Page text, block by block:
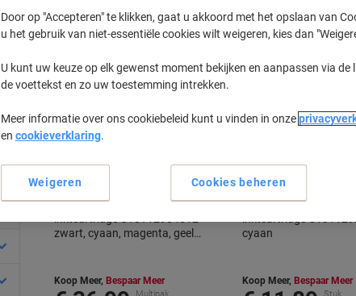
Eigen
merk
Geschenk
Multipack
Viking T1295 compatibele Epson
zwart, cyaan, magenta, geel
Koop Meer, Bespaar Meer
Geschenk
Viking T1292
cyaan
Koop Meer, Bespaar Meer
Door op "Accepteren" te klikken, gaat u akkoord met het opslaan van
u het gebruik van niet-essentiële cookies wilt weigeren, kies dan
U kunt uw keuze op elk gewenst moment bekijken en aanpassen via de
de voettekst en zo uw toestemming intrekken.
Meer informatie over ons cookiebeleid kunt u vinden in onze
en cookieverklaring.
Cookies beheren
Weigeren